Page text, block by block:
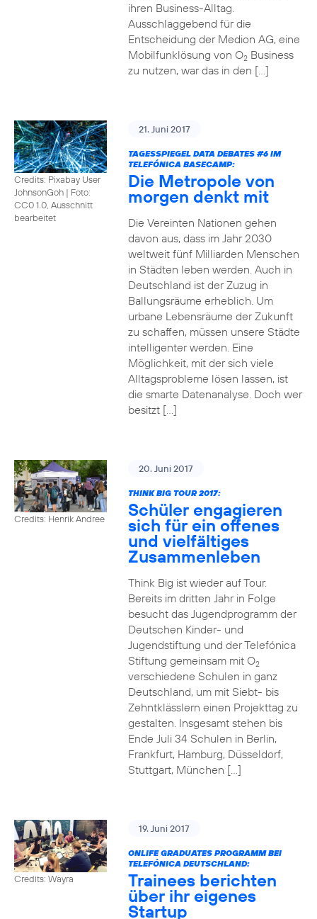
ihren Business-Alltag.
Ausschlaggebend für die
Entscheidung der Medion AG, eine
Mobilfunklösung von O2Business
zu nutzen, war das in den […]
Credits: Pixabay User
JohnsonGoh | Foto:
CC0 1.0, Ausschnitt
bearbeitet
21. Juni 2017
TAGESSPIEGEL DATA DEBATES #6IM
TELEFÓNICA BASECAMP:
Die Metropole von
morgen denkt mit
Die Vereinten Nationen gehen
davon aus, dass im Jahr 2030
weltweit fünf Milliarden Menschen
in Städten leben werden. Auch in
Deutschland ist der Zuzug in
Ballungsräume erheblich. Um
urbane Lebensräume der Zukunft
zu schaffen, müssen unsere Städte
intelligenter werden. Eine
Möglichkeit, mit der sich viele
Alltagsprobleme lösen lassen, ist
die smarte Datenanalyse. Doch wer
besitzt […]
Credits: Henrik Andree
20. Juni 2017
THINK BIG TOUR 2017:
Schüler engagieren
sich für ein offenes
und vielfältiges
Zusammenleben
Think Big ist wieder auf Tour.
Bereits im dritten Jahr in Folge
besucht das Jugendprogramm der
Deutschen Kinder- und
Jugendstiftung und der Telefónica
Stiftung gemeinsam mit O2
verschiedene Schulen in ganz
Deutschland, um mit Siebt- bis
Zehntklässlern einen Projekttag zu
gestalten. Insgesamt stehen bis
Ende Juli 34 Schulen in Berlin,
Frankfurt, Hamburg, Düsseldorf,
Stuttgart, München […]
Credits: Wayra
19. Juni 2017
ONLIFE GRADUATES PROGRAMM BEI
TELEFÓNICA DEUTSCHLAND:
Trainees berichten
über ihr eigenes
Startup